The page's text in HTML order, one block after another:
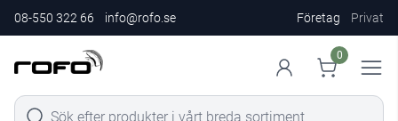
08-550 322 66 info@rofo.se Företag Privat
0